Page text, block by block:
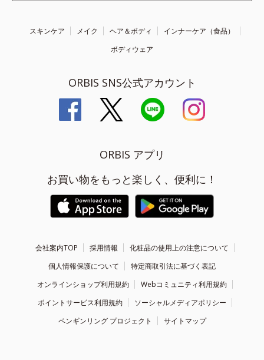
スキンケア メイク ヘア＆ボディ
インナーケア（食品）
ボディウェア
ORBIS SNS公式アカウント
ORBIS アプリ
お買い物をもっと楽しく、便利に！
会社案内TOP 採用情報
化粧品の使用上の注意について
個人情報保護について
特定商取引法に基づく表記
オンラインショップ利用規約
Webコミュニティ利用規約
ポイントサービス利用規約
ソーシャルメディアポリシー
ペンギンリング プロジェクト
サイトマップ